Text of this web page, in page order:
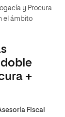
y Procura
el ámbito
+
Fiscal